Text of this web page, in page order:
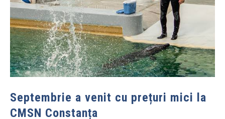
Septembrie a venit cu prețuri mici la
CMSN Constanța